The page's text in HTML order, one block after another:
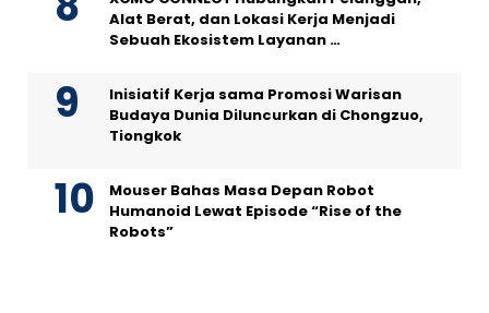
Alat Berat, dan Lokasi Kerja Menjadi
Sebuah Ekosistem Layanan …
Inisiatif Kerja sama Promosi Warisan
Budaya Dunia Diluncurkan di Chongzuo,
Tiongkok
Mouser Bahas Masa Depan Robot
Humanoid Lewat Episode “Rise of the
Robots”